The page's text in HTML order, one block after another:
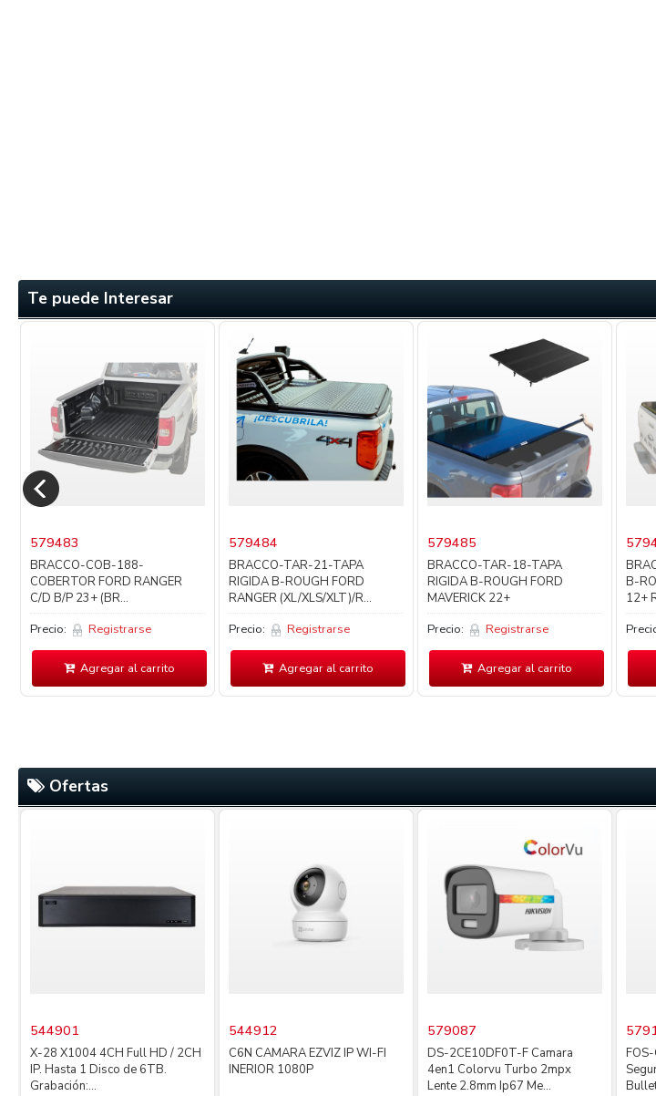
Te puede Interesar
579483
BRACCO-COB-188-
COBERTOR FORD RANGER
C/D B/P 23+ (BR...
Precio:
Registrarse
Agregar al carrito
579484
BRACCO-TAR-21-TAPA
RIGIDA B-ROUGH FORD
RANGER (XL/XLS/XLT)/R...
Precio:
Registrarse
Agregar al carrito
579485
BRACCO-TAR-18-TAPA
RIGIDA B-ROUGH FORD
MAVERICK 22+
Precio:
Registrarse
Agregar al carrito
B-
12+
Ofertas
544901
X-28 X1004 4CH Full HD / 2CH
IP. Hasta 1 Disco de 6TB.
Grabación:...
544912
C6N CAMARA EZVIZ IP WI-FI
INERIOR 1080P
579087
DS-2CE10DF0T-F Camara
4en1 Colorvu Turbo 2mpx
Lente 2.8mm Ip67 Me...